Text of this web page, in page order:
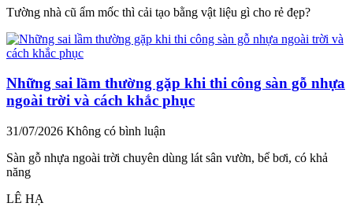
Tường nhà cũ ẩm mốc thì cải tạo bằng vật liệu gì cho rẻ đẹp?
Những sai lầm thường gặp khi thi công sàn gỗ nhựa
ngoài trời và cách khắc phục
31/07/2026 Không có bình luận
Sàn gỗ nhựa ngoài trời chuyên dùng lát sân vườn, bể bơi, có khả
năng
LÊ HẠ